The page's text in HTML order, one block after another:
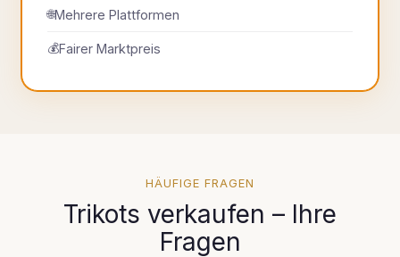
🌐Mehrere Plattformen
💰Fairer Marktpreis
HÄUFIGE FRAGEN
Trikots verkaufen – Ihre
Fragen